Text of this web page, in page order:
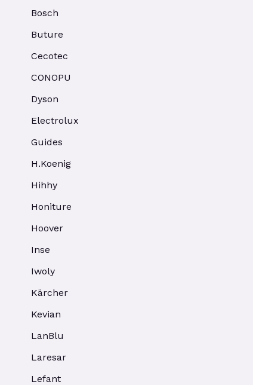
Bosch
Buture
Cecotec
CONOPU
Dyson
Electrolux
Guides
H.Koenig
Hihhy
Honiture
Hoover
Inse
Iwoly
Kärcher
Kevian
LanBlu
Laresar
Lefant